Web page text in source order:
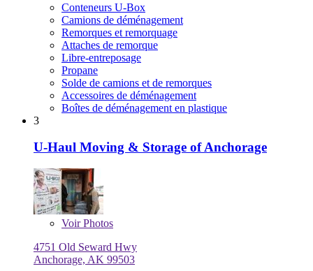
Conteneurs U-Box
Camions de déménagement
Remorques et remorquage
Attaches de remorque
Libre-entreposage
Propane
Solde de camions et de remorques
Accessoires de déménagement
Boîtes de déménagement en plastique
3
U-Haul Moving & Storage of Anchorage
VoirPhotos
4751 Old Seward Hwy
Anchorage, AK 99503